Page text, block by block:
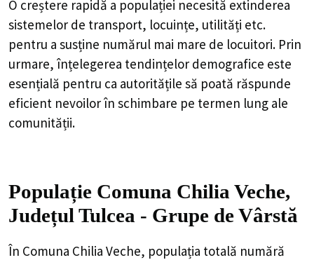
O creștere rapidă a populației necesită extinderea
sistemelor de transport, locuințe, utilități etc.
pentru a susține numărul mai mare de locuitori. Prin
urmare, înțelegerea tendințelor demografice este
esențială pentru ca autoritățile să poată răspunde
eficient nevoilor în schimbare pe termen lung ale
comunității.
Populație Comuna Chilia Veche,
Județul Tulcea - Grupe de Vârstă
În Comuna Chilia Veche, populația totală numără